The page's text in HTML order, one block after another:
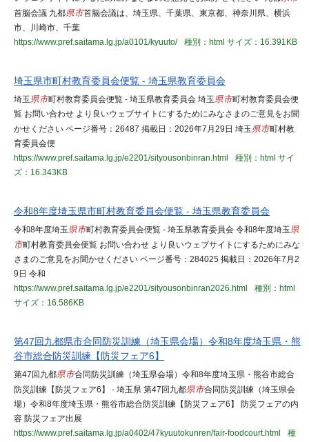
首脳会議 九都県市首脳会議は、埼玉県、千葉県、東京都、神奈川県、横浜
市、川崎市、千葉
https://www.pref.saitama.lg.jp/a0101/kyuuto/
種別：html サイズ：16.391KB
埼玉県市町村教育委員会便覧 - 埼玉県教育委員会
埼玉県市町村教育委員会便覧 - 埼玉県教育委員会 埼玉県市町村教育委員会便
覧 お問い合わせ より良いウェブサイトにするためにみなさまのご意見をお聞
かせください ページ番号：26487 掲載日：2026年7月29日 埼玉県市町村教
育委員会便
https://www.pref.saitama.lg.jp/e2201/sityousonbinran.html
種別：html サイ
ズ：16.343KB
令和8年度埼玉県市町村教育委員会便覧 - 埼玉県教育委員会
令和8年度埼玉県市町村教育委員会便覧 - 埼玉県教育委員会 令和8年度埼玉県
市町村教育委員会便覧 お問い合わせ より良いウェブサイトにするためにみな
さまのご意見をお聞かせください ページ番号：284025 掲載日：2026年7月2
9日 令和
https://www.pref.saitama.lg.jp/e2201/sityousonbinran2026.html
種別：html
サイズ：16.586KB
第47回九都県市合同防災訓練（埼玉県会場）令和8年度埼玉県・熊
谷市総合防災訓練【防災フェア6】
第47回九都県市合同防災訓練（埼玉県会場）令和8年度埼玉県・熊谷市総合
防災訓練【防災フェア6】 - 埼玉県 第47回九都県市合同防災訓練（埼玉県会
場）令和8年度埼玉県・熊谷市総合防災訓練【防災フェア6】 防災フェアの内
容 防災フェア出展
https://www.pref.saitama.lg.jp/a0402/47kyuutokunren/fair-foodcourt.html
種